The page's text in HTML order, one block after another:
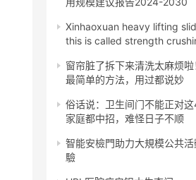
Xinhaoxuan heavy lifting
this is called strength
窗帘脏了拆下来清洗太麻烦
最简单的方法，用过都说妙
俗话说：卫生间门不能正对
家庭都中招，难怪日子不顺
智能安檢門助力大規模公共
驗